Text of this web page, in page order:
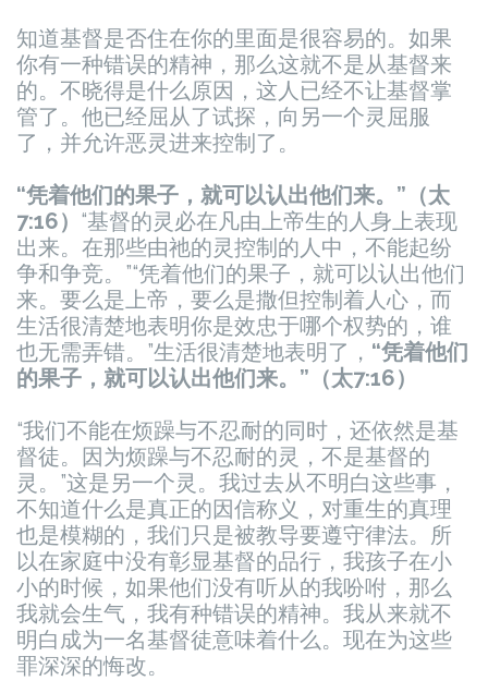
知道基督是否住在你的里面是很容易的。如果
你有一种错误的精神，那么这就不是从基督来
的。不晓得是什么原因，这人已经不让基督掌
管了。他已经屈从了试探，向另一个灵屈服
了，并允许恶灵进来控制了。
“凭着他们的果子，就可以认出他们来。”（太
7:16） “基督的灵必在凡由上帝生的人身上表现
出来。在那些由祂的灵控制的人中，不能起纷
争和争竞。”“凭着他们的果子，就可以认出他们
来。要么是上帝，要么是撒但控制着人心，而
生活很清楚地表明你是效忠于哪个权势的，谁
也无需弄错。”生活很清楚地表明了， “凭着他们
的果子，就可以认出他们来。”（太7:16）
“我们不能在烦躁与不忍耐的同时，还依然是基
督徒。因为烦躁与不忍耐的灵，不是基督的
灵。”这是另一个灵。 我过去从不明白这些事，
不知道什么是真正的因信称义，对重生的真理
也是模糊的，我们只是被教导要遵守律法。所
以在家庭中没有彰显基督的品行，我孩子在小
小的时候，如果他们没有听从的我吩咐，那么
我就会生气，我有种错误的精神。我从来就不
明白成为一名基督徒意味着什么。现在为这些
罪深深的悔改。